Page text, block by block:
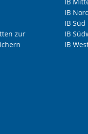
zur
IB
IB
IB Süd
IB
IB